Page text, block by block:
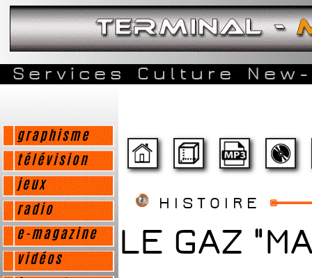
Services Culture
graphisme
télévision
jeux
radio
e-magazine
vidéos
HISTOIRE
LE GAZ